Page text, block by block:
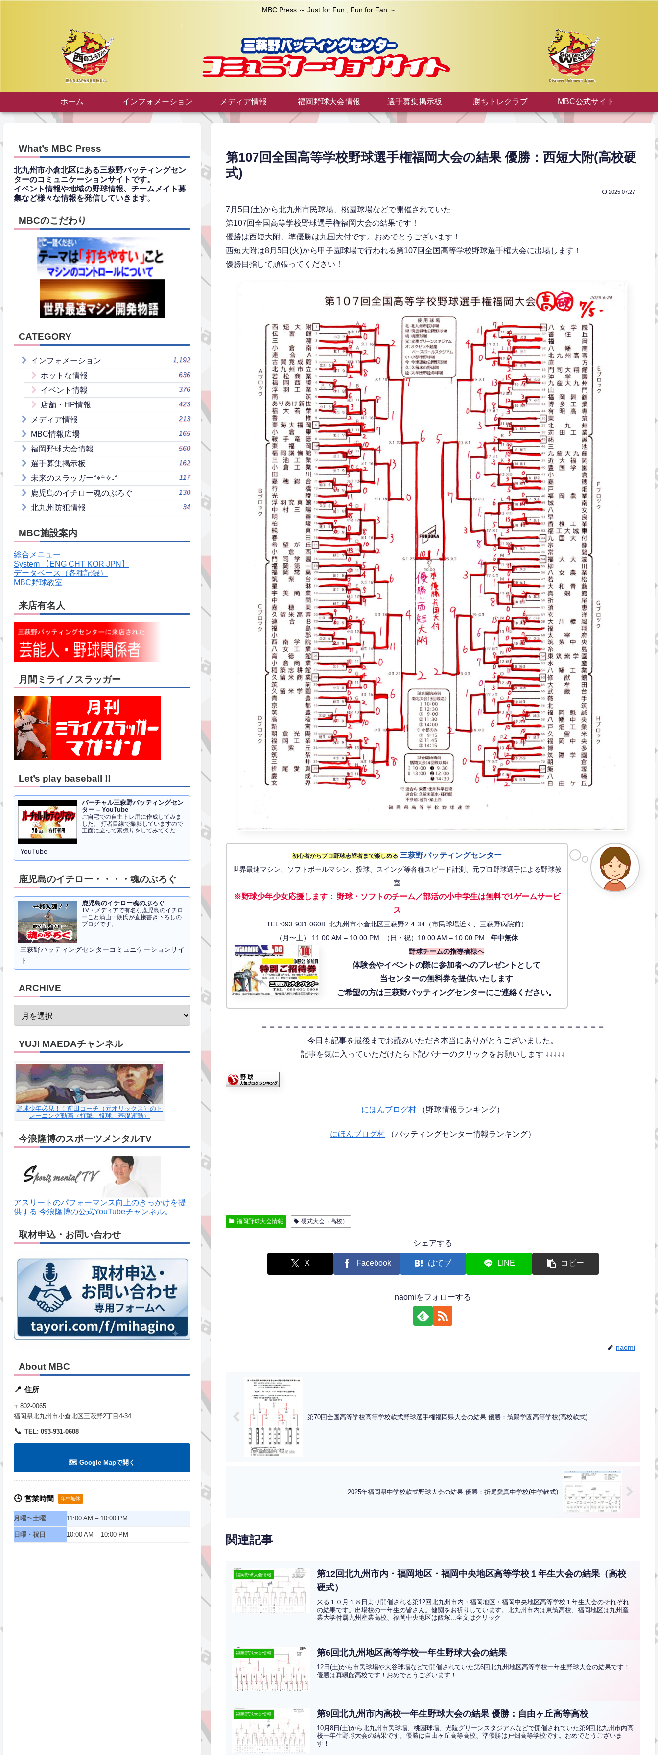
MBC Press ～ Just for Fun , Fun for Fan ～
ホーム インフォメーション メディア情報 福岡野球大会情報 選手募集掲示板 勝ちトレクラブ MBC公式サイト
第107回全国高等学校野球選手権福岡大会の結果 優勝：西短大附(高校硬
式)
2025.07.27
7月5日(土)から北九州市民球場、桃園球場などで開催されていた
第107回全国高等学校野球選手権福岡大会の結果です！
優勝は西短大附、準優勝は九国大付です。おめでとうございます！
西短大附は8月5日(火)から甲子園球場で行われる第107回全国高等学校野球選手権大会に出場します！
優勝目指して頑張ってください！
初心者からプロ野球志望者まで楽しめる 三萩野バッティングセンター
世界最速マシン、ソフトボールマシン、投球、スイング等各種スピード計測、元プロ野球選手による野球教
室
※野球少年少女応援します： 野球・ソフトのチーム／部活の小中学生は無料で1ゲームサービ
ス
TEL:093-931-0608 北九州市小倉北区三萩野2-4-34（市民球場近く、三萩野病院前）
（月〜土） 11:00 AM – 10:00 PM （日・祝）10:00 AM – 10:00 PM年中無休
野球チームの指導者様へ
体験会やイベントの際に参加者へのプレゼントとして
当センターの無料券を提供いたします
ご希望の方は三萩野バッティングセンターにご連絡ください。
＝＝＝＝＝＝＝＝＝＝＝＝＝＝＝＝＝＝＝＝＝＝＝＝＝＝＝＝＝＝＝＝＝＝＝＝＝＝＝＝＝＝＝＝
今日も記事を最後までお読みいただき本当にありがとうございました。
記事を気に入っていただけたら下記バナーのクリックをお願いします ↓↓↓↓↓
にほんブログ村 （野球情報ランキング）
にほんブログ村 （バッティングセンター情報ランキング）
福岡野球大会情報 硬式大会（高校）
シェアする
X Facebook はてブ LINE コピー
naomiをフォローする
naomi
第70回全国高等学校高等学校軟式野球選手権福岡県大会の結果 優勝：筑陽学園高等学校(高校軟式)
2025年福岡県中学校軟式野球大会の結果 優勝：折尾愛真中学校(中学軟式)
関連記事
福岡野球大会情報
第12回北九州市内・福岡地区・福岡中央地区高等学校１年生大会の結果（高校
硬式）
来る１０月１８日より開催される第12回北九州市内・福岡地区・福岡中央地区高等学校１年生大会のそれぞれ
の結果です。出場校の一年生の皆さん。健闘をお祈りしています。北九州市内は東筑高校、福岡地区は九州産
業大学付属九州産業高校、福岡中央地区は飯塚...全文はクリック
福岡野球大会情報 第6回北九州地区高等学校一年生野球大会の結果
12日(土)から市民球場や大谷球場などで開催されていた第6回北九州地区高等学校一年生野球大会の結果です！
優勝は真颯館高校です！おめでとうございます！
福岡野球大会情報 第9回北九州市内高校一年生野球大会の結果 優勝：自由ヶ丘高等高校
10月8日(土)から北九州市民球場、桃園球場、光陵グリーンスタジアムなどで開催されていた第9回北九州市内高
校一年生野球大会の結果です。優勝は自由ヶ丘高等高校、準優勝は戸畑高等学校です。おめでとうございま
す！
What’s MBC Press
北九州市小倉北区にある三萩野バッティングセン
ターのコミュニケーションサイトです。
イベント情報や地域の野球情報、チームメイト募
集など様々な情報を発信していきます。
MBCのこだわり
CATEGORY
インフォメーション 1,192
ホットな情報 636
イベント情報 376
店舗・HP情報 423
メディア情報 213
MBC情報広場 165
福岡野球大会情報 560
選手募集掲示板 162
未来のスラッガー°⌖꙳✧˖° 117
鹿児島のイチロー魂のぶろぐ 130
北九州防犯情報 34
MBC施設案内
総合メニュー
System 【ENG CHT KOR JPN】
データベース（各種記録）
MBC野球教室
来店有名人
月間ミライノスラッガー
Let’s play baseball !!
バーチャル三萩野バッティングセン
ター – YouTube
ご自宅での自主トレ用に作成してみま
した。 打者目線で撮影していますので
正面に立って素振りをしてみてくださ
YouTube
鹿児島のイチロー・・・・魂のぶろぐ
鹿児島のイチロー魂のぶろぐ
TV・メディアで有名な鹿児島のイチロ
ーこと満山一朗氏が直接書き下ろしの
ブログです。
三萩野バッティングセンターコミュニケーションサイ
ト
ARCHIVE
YUJI MAEDAチャンネル
野球少年必見！！前田コーチ（元オリックス）のト
レーニング動画（打撃、投球、基礎運動）
今浪隆博のスポーツメンタルTV
アスリートのパフォーマンス向上のきっかけを提
供する 今浪隆博の公式YouTubeチャンネル。
取材申込・お問い合わせ
About MBC
📍 住所
〒802-0065
福岡県北九州市小倉北区三萩野2丁目4-34
📞 TEL: 093-931-0608
🗺️ Google Mapで開く
🕒 営業時間 年中無休
月曜〜土曜 11:00 AM – 10:00 PM
日曜・祝日 10:00 AM – 10:00 PM